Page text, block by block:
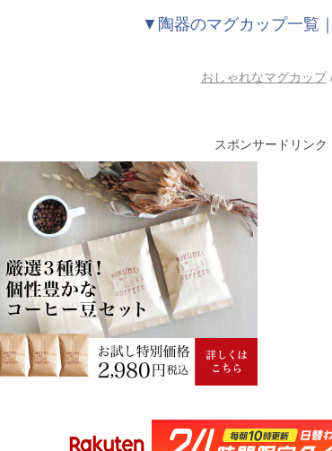
▼陶器のマグカップ一覧
おしゃれなマグカップ
スポンサードリンク